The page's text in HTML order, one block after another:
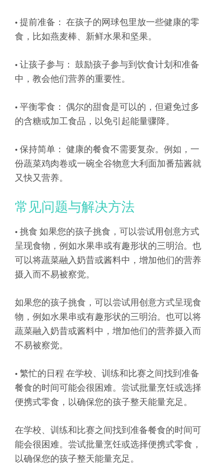
• 提前准备： 在孩子的网球包里放一些健康的零
食，比如燕麦棒、新鲜水果和坚果。
• 让孩子参与： 鼓励孩子参与到饮食计划和准备
中，教会他们营养的重要性。
• 平衡零食： 偶尔的甜食是可以的，但避免过多
的含糖或加工食品，以免引起能量骤降。
• 保持简单： 健康的餐食不需要复杂。例如，一
份蔬菜鸡肉卷或一碗全谷物意大利面加番茄酱就
又快又营养。
常见问题与解决方法
• 挑食 如果您的孩子挑食，可以尝试用创意方式
呈现食物，例如水果串或有趣形状的三明治。也
可以将蔬菜融入奶昔或酱料中，增加他们的营养
摄入而不易被察觉。
如果您的孩子挑食，可以尝试用创意方式呈现食
物，例如水果串或有趣形状的三明治。也可以将
蔬菜融入奶昔或酱料中，增加他们的营养摄入而
不易被察觉。
• 繁忙的日程 在学校、训练和比赛之间找到准备
餐食的时间可能会很困难。尝试批量烹饪或选择
便携式零食，以确保您的孩子整天能量充足。
在学校、训练和比赛之间找到准备餐食的时间可
能会很困难。尝试批量烹饪或选择便携式零食，
以确保您的孩子整天能量充足。